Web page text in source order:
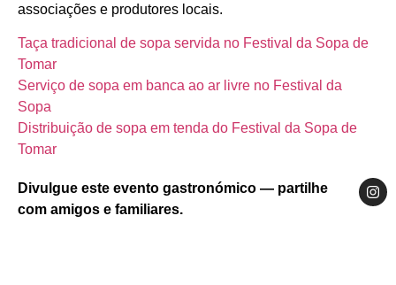
associações e produtores locais.
Taça tradicional de sopa servida no Festival da Sopa de
Tomar
Serviço de sopa em banca ao ar livre no Festival da
Sopa
Distribuição de sopa em tenda do Festival da Sopa de
Tomar
Divulgue este evento gastronómico — partilhe
com amigos e familiares.